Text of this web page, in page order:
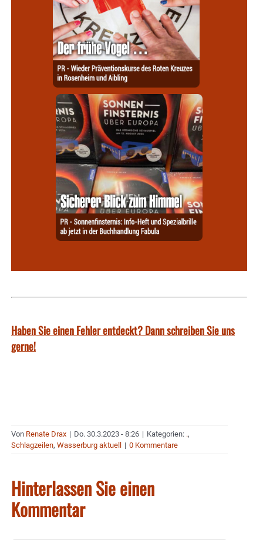
Haben Sie einen Fehler entdeckt? Dann schreiben Sie uns
gerne!
Von Renate Drax | Do. 30.3.2023 - 8:26 | Kategorien: .,
Schlagzeilen, Wasserburg aktuell | 0 Kommentare
Hinterlassen Sie einen
Kommentar